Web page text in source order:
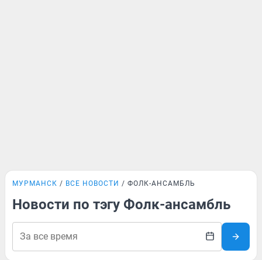
МУРМАНСК ВСЕ НОВОСТИ ФОЛК-АНСАМБЛЬ
Новости по тэгу Фолк-ансамбль